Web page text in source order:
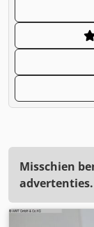
Misschien
advertenties.